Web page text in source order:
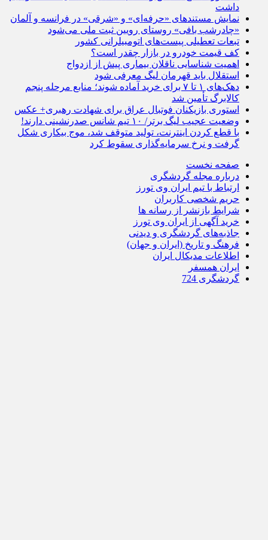
داشت
نمایش مستندهای «حرفه‌ای» و «شرقی» در فرانسه و آلمان
«چادرشب بافی» روستای رویین ثبت ملی می‌شود
تبعات تعطیلی پیست‌های اتومبیلرانی کشور
کف قیمت خودرو در بازار چقدر است؟
اهمیت شناسایی ناقلان بیماری پیش از ازدواج
استقلال باید قهرمان لیگ معرفی شود
دهک‌های ۱ تا ۷ برای خرید آماده شوند؛ منابع مرحله پنجم
کالابرگ تأمین شد
استوری بازیکنان فوتبال عراق برای شهادت رهبری+ عکس
وضعیت عجیب لیگ برتر/ ۱۰ تیم شانس صدرنشینی دارند!
با قطع کردن اینترنت، تولید متوقف شد، موج بیکاری شکل
گرفت و نرخ سرمایه‌گذاری سقوط کرد
صفحه نخست
درباره مجله گردشگری
ارتباط با تیم ایران وی تورز
حریم شخصی کاربران
شرایط بازنشر از رسانه ها
خرید آگهی از ایران وی تورز
جاذبه‌های گردشگری و دیدنی
فرهنگ و تاریخ (ایران و جهان)
اطلاعات مدیکال ایران
ایران همسفر
گردشگری 724